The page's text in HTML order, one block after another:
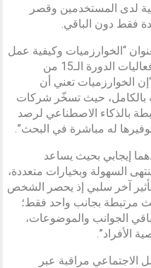
لدى المستخدمين وقصر
فقط دون الباقي.
“الخوارزميات وكيفية عمل
وسائل التواصل الاجتماعي”، ضمن فعاليات الدورة الـ15 من
الخوارزميات تعني أن
حيث تسخّر شركات
بالذكاء الاصطناعي لرصد
له مباشرة في البحث”.
إيجابي بحيث يساعد
السهولة وبخيارات متعددة،
آخر سلبي إذ يحصر الشخص
مرتبطة بجانب واحد فقط؛
الجوانب والموضوعات،
الأفراد”.
الاجتماعي مراقبة عبر